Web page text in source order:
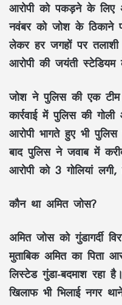
आरोपी को पकड़ने के
नवंबर को जोश के ठिकाने
लेकर हर जगहों पर
आरोपी की जयंती
जोश ने पुलिस की एक टीम
कार्रवाई में पुलिस की
आरोपी भागते हुए भी
बाद पुलिस ने जवाब में
आरोपी को 3 गोलियां
कौन था अमित जोस?
अमित जोस को गुंडागर्दी
मुताबिक अमित का पिता
लिस्टेड गुंडा-बदमाश रहा
खिलाफ भी भिलाई नगर